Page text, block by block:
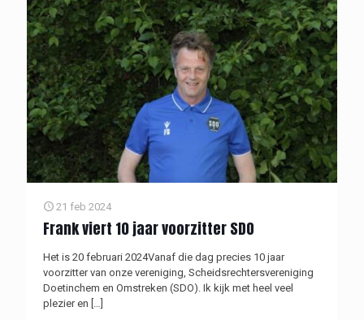
21 feb 2024
Frank viert 10 jaar voorzitter SDO
Het is 20 februari 2024Vanaf die dag precies 10 jaar
voorzitter van onze vereniging, Scheidsrechtersvereniging
Doetinchem en Omstreken (SDO). Ik kijk met heel veel
plezier en […]